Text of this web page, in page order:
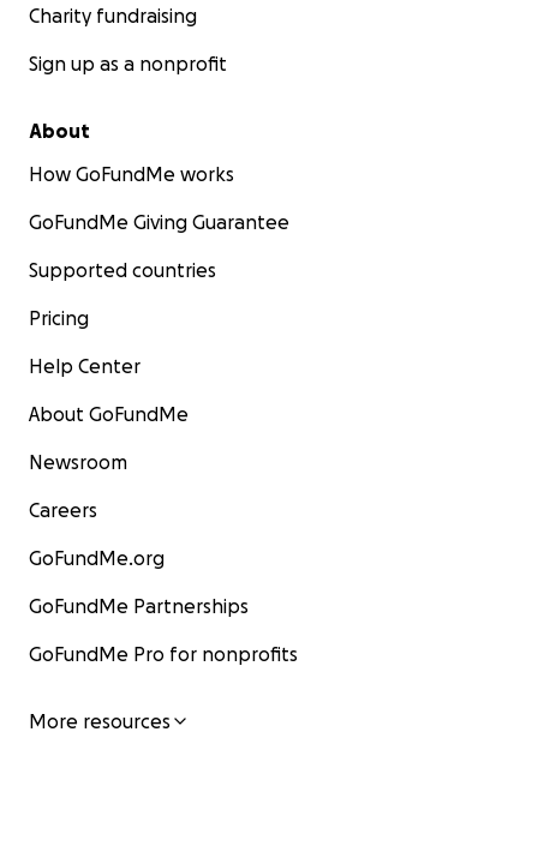
Charity fundraising
Sign up as a nonprofit
About
How GoFundMe works
GoFundMe Giving Guarantee
Supported countries
Pricing
Help Center
About GoFundMe
Newsroom
Careers
GoFundMe.org
GoFundMe Partnerships
GoFundMe Pro for nonprofits
More resources